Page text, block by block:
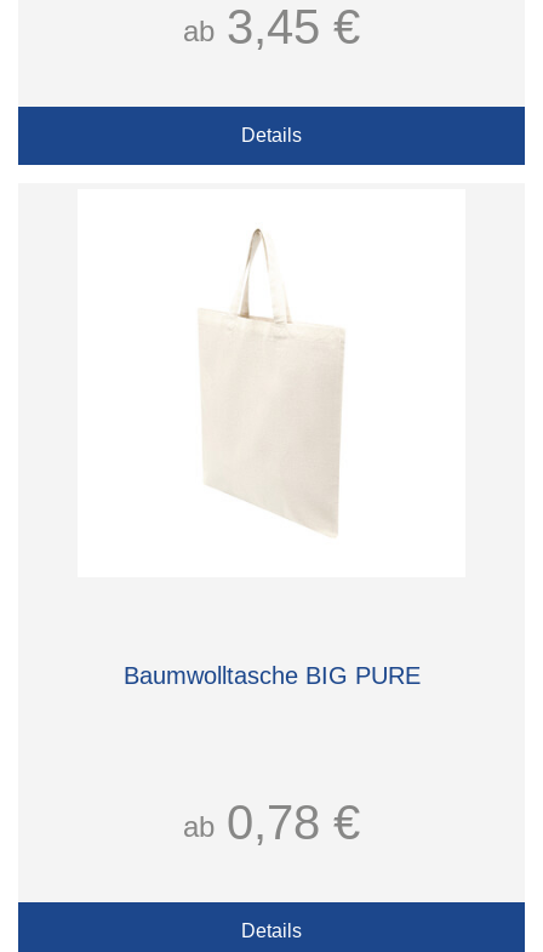
ab 3,45 €
Details
Baumwolltasche BIG PURE
ab 0,78 €
Details